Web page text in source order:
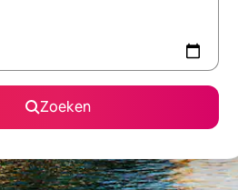
Zoeken